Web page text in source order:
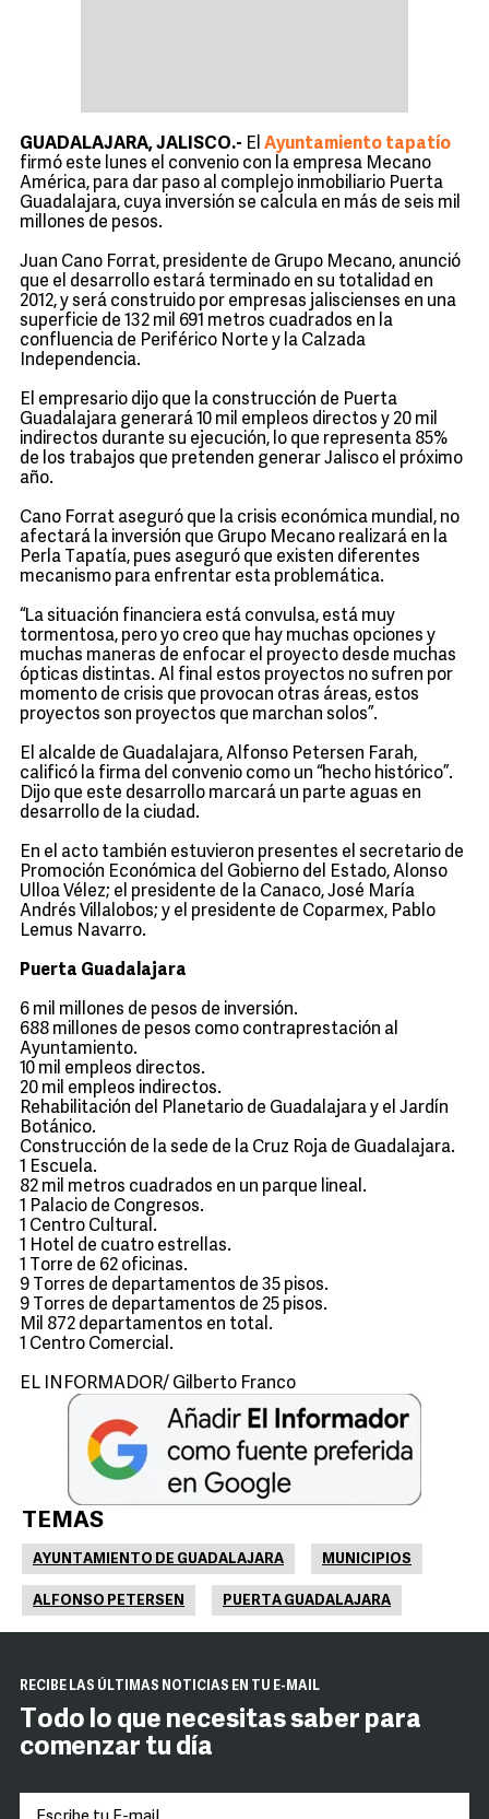
GUADALAJARA, JALISCO.- El Ayuntamiento tapatío
firmó este lunes el convenio con la empresa Mecano
América, para dar paso al complejo inmobiliario Puerta
Guadalajara, cuya inversión se calcula en más de seis mil
millones de pesos.
Juan Cano Forrat, presidente de Grupo Mecano, anunció
que el desarrollo estará terminado en su totalidad en
2012, y será construido por empresas jaliscienses en una
superficie de 132 mil 691 metros cuadrados en la
confluencia de Periférico Norte y la Calzada
Independencia.
El empresario dijo que la construcción de Puerta
Guadalajara generará 10 mil empleos directos y 20 mil
indirectos durante su ejecución, lo que representa 85%
de los trabajos que pretenden generar Jalisco el próximo
año.
Cano Forrat aseguró que la crisis económica mundial, no
afectará la inversión que Grupo Mecano realizará en la
Perla Tapatía, pues aseguró que existen diferentes
mecanismo para enfrentar esta problemática.
“La situación financiera está convulsa, está muy
tormentosa, pero yo creo que hay muchas opciones y
muchas maneras de enfocar el proyecto desde muchas
ópticas distintas. Al final estos proyectos no sufren por
momento de crisis que provocan otras áreas, estos
proyectos son proyectos que marchan solos”.
El alcalde de Guadalajara, Alfonso Petersen Farah,
calificó la firma del convenio como un “hecho histórico”.
Dijo que este desarrollo marcará un parte aguas en
desarrollo de la ciudad.
En el acto también estuvieron presentes el secretario de
Promoción Económica del Gobierno del Estado, Alonso
Ulloa Vélez; el presidente de la Canaco, José María
Andrés Villalobos; y el presidente de Coparmex, Pablo
Lemus Navarro.
Puerta Guadalajara
6 mil millones de pesos de inversión.
688 millones de pesos como contraprestación al
Ayuntamiento.
10 mil empleos directos.
20 mil empleos indirectos.
Rehabilitación del Planetario de Guadalajara y el Jardín
Botánico.
Construcción de la sede de la Cruz Roja de Guadalajara.
1 Escuela.
82 mil metros cuadrados en un parque lineal.
1 Palacio de Congresos.
1 Centro Cultural.
1 Hotel de cuatro estrellas.
1 Torre de 62 oficinas.
9 Torres de departamentos de 35 pisos.
9 Torres de departamentos de 25 pisos.
Mil 872 departamentos en total.
1 Centro Comercial.
EL INFORMADOR/ Gilberto Franco
TEMAS
AYUNTAMIENTO DE GUADALAJARA MUNICIPIOS
ALFONSO PETERSEN PUERTA GUADALAJARA
RECIBE LAS ÚLTIMAS NOTICIAS EN TU E-MAIL
Todo lo que necesitas saber para
comenzar tu día